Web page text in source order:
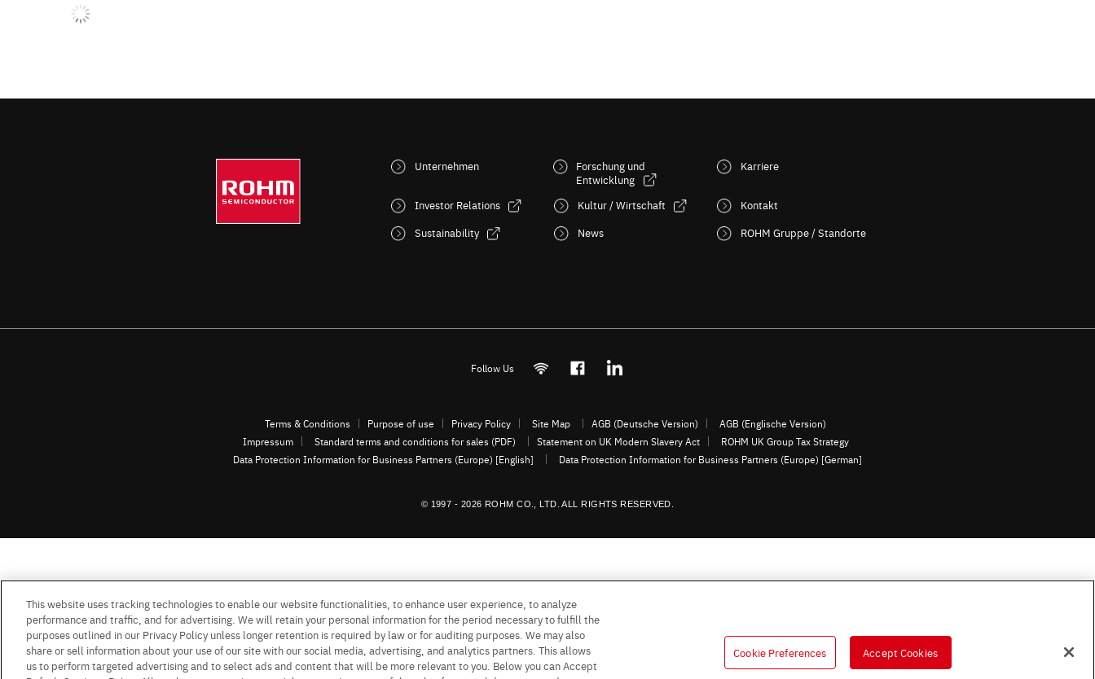
Unternehmen
Investor Relations
Sustainability
Forschung und
Entwicklung
Kultur / Wirtschaft
News
Karriere
Kontakt
ROHM Gruppe / Standorte
Follow Us
Terms & Conditions Purpose of use Privacy Policy Site Map AGB (Deutsche Version)
AGB (Englische Version)
Impressum
Standard terms and conditions for sales (PDF) Statement on UK Modern Slavery Act
ROHM UK Group Tax Strategy
Data Protection Information for Business Partners (Europe) [English]
Data Protection Information for Business Partners (Europe) [German]
© 1997 - 2026 ROHM CO., LTD. ALL RIGHTS RESERVED.
This website uses tracking technologies to enable our website functionalities, to enhance user experience, to analyze
performance and traffic, and for advertising. We will retain your personal information for the period necessary to fulfill the
purposes outlined in our Privacy Policy unless longer retention is required by law or for auditing purposes. We may also
share or sell information about your use of our site with our social media, advertising, and analytics partners. This allows
us to perform targeted advertising and to select ads and content that will be more relevant to you. Below you can Accept
Cookie Preferences Accept Cookies